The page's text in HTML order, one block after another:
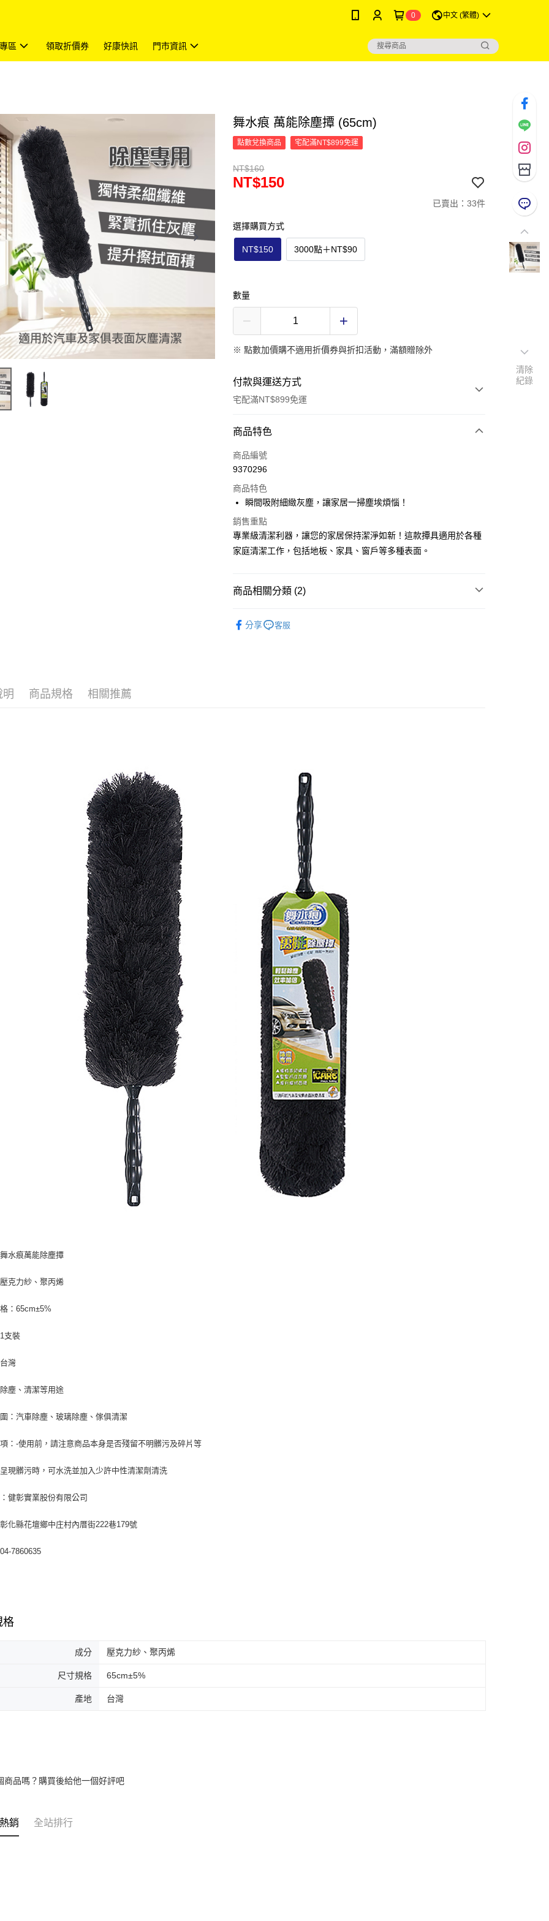
0 中文 (繁體)
區 領取折價券 好康快訊 門市資訊
舞水痕 萬能除塵撢 (65cm)
點數兌換商品 宅配滿NT$899免運
NT$160
NT$150
已賣出：33件
選擇購買方式
NT$150 3000點＋NT$90
數量
※點數加價購不適用折價券與折扣活動，滿額贈除外
付款與運送方式
宅配滿NT$899免運
付款方式
信用卡一次付款
Apple Pay
街口支付
AFTEE先享後付
AFTEE先享後付是「在收到商品之後才付款」的支付方式。 讓您購物簡單
先享後付繳納相關費用。
※ 交易是否成功請以「AFTEE先享後付 」之結帳頁面顯示為準，若有關於
是否繳費成功／繳費後需取消欲退款等相關疑問，請聯繫「AFTEE先享後
付客戶支援中心」https://netprotections.freshdesk.com/support/home
１．透過由恩沛科技股份有限公司提供之「AFTEE先享後付」服務完成之
交易，需依本服務之必要範圍內提供個人資料，並將交易相關給付款項請
求債權轉讓予恩沛科技股份有限公司。
２．關於個人資料處理事宜，請瀏覽以下網址：
https://aftee.tw/terms/#terms3
３．未成年的使用者請事先徵得法定代理人或監護人之同意方可使用
「AFTEE先享後付」，若未經同意申辦者引起之損失，本公司不負相關責
４．使用「AFTEE先享後付」時，將依據個別帳號之用戶狀況，依本公司
即時審查核予不同之上限額度；若仍有額度不足之情形，本公司將視審查
結果請求用戶進行身份認證。
５．嚴禁一人註冊多個帳號或使用他人資訊註冊。若發現惡意使用之情
形，恩沛科技股份有限公司將有權停止該用戶之使用額度並採取法律行
ATM付款
商品特色
商品編號
9370296
商品特色
瞬間吸附細緻灰塵，讓家居一掃塵埃煩惱！
銷售重點
專業級清潔利器，讓您的家居保持潔淨如新！這款撢具適用於各種
家庭清潔工作，包括地板、家具、窗戶等多種表面。
商品相關分類 (2)
分享 客服
明 商品規格 相關推薦
水痕萬能除塵撢
克力紗、聚丙烯
：65cm±5%
支裝
灣
塵、清潔等用途
：汽車除塵、玻璃除塵、傢俱清潔
：-使用前，請注意商品本身是否殘留不明髒污及碎片等
現髒污時，可水洗並加入少許中性清潔劑清洗
健彰實業股份有限公司
化縣花壇鄉中庄村內厝街222巷179號
7860635
格
成分 壓克力紗、聚丙烯
尺寸規格 65cm±5%
產地 台灣
商品嗎？購買後給他一個好評吧
銷 全站排行
清除
紀錄